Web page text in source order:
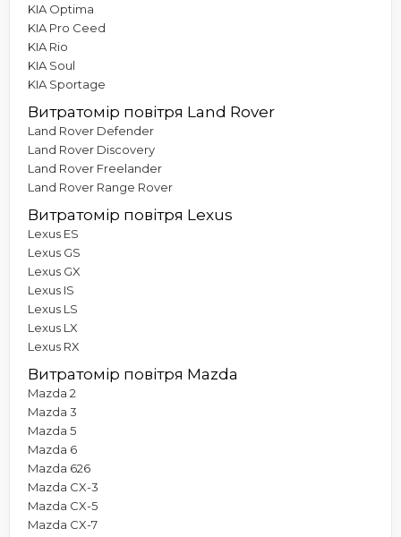
KIA Optima
KIA Pro Ceed
KIA Rio
KIA Soul
KIA Sportage
Витратомір повітря Land Rover
Land Rover Defender
Land Rover Discovery
Land Rover Freelander
Land Rover Range Rover
Витратомір повітря Lexus
Lexus ES
Lexus GS
Lexus GX
Lexus IS
Lexus LS
Lexus LX
Lexus RX
Витратомір повітря Mazda
Mazda 2
Mazda 3
Mazda 5
Mazda 6
Mazda 626
Mazda CX-3
Mazda CX-5
Mazda CX-7